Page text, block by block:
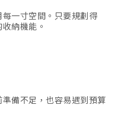
一寸空間。只要規劃得
納機能。
備不足，也容易遇到預算